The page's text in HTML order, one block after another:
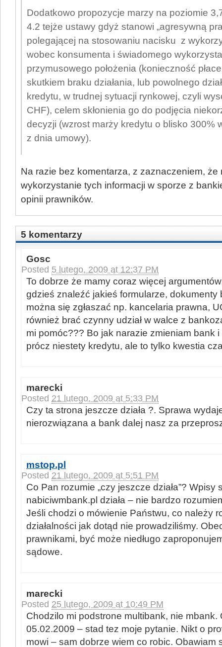
Dodatkowo propozycje marzy na poziomie
4.2 tejże ustawy gdyż stanowi „agresywną
polegającej na stosowaniu nacisku z
wobec konsumenta i świadomego
przymusowego położenia (konieczność
skutkiem braku działania, lub powolnego
kredytu, w trudnej sytuacji rynkowej, czyli
CHF), celem skłonienia go do podjęcia
decyzji (wzrost marży kredytu o blisko 300%
z dnia umowy).
Na razie bez komentarza, z zaznaczeniem,
wykorzystanie tych informacji w sporze z
opinii prawników.
5 komentarzy
Gosc
Posted 5 lutego, 2009 at 12:37 PM
To dobrze że mamy coraz więcej
gdzieś znaleźć jakieś formularze, dokumenty
można się zgłaszać np. kancelaria prawna,
również brać czynny udział w walce z
mi pomóc??? Bo jak narazie zmieniam bank
prócz niestety kredytu, ale to tylko kwestia
marecki
Posted 21 lutego, 2009 at 5:33 PM
Czy ta strona jeszcze działa ?. Sprawa
nierozwiązana a bank dalej nasz za
mstop.pl
Posted 21 lutego, 2009 at 5:51 PM
Co Pan rozumie „czy jeszcze działa”? Wpisy
nabiciwmbank.pl działa – nie bardzo
Jeśli chodzi o mówienie Państwu, co należy
działalności jak dotąd nie prowadziliśmy.
prawnikami, być może niedługo
sądowe.
marecki
Posted 25 lutego, 2009 at 10:49 PM
Chodzilo mi podstrone multibank, nie mbank.
05.02.2009 – stad tez moje pytanie. Nikt o
mowi – sam dobrze wiem co robic. Obawiam